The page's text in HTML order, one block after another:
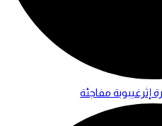
إثرغيبوبة مفاجئة